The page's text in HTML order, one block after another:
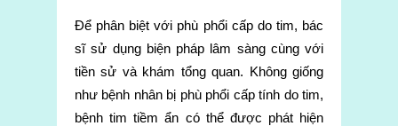
Để phân biệt với phù phổi cấp do tim, bác
sĩ sử dụng biện pháp lâm sàng cùng với
tiền sử và khám tổng quan. Không giống
như bệnh nhân bị phù phổi cấp tính do tim,
bệnh tim tiềm ẩn có thể được phát hiện